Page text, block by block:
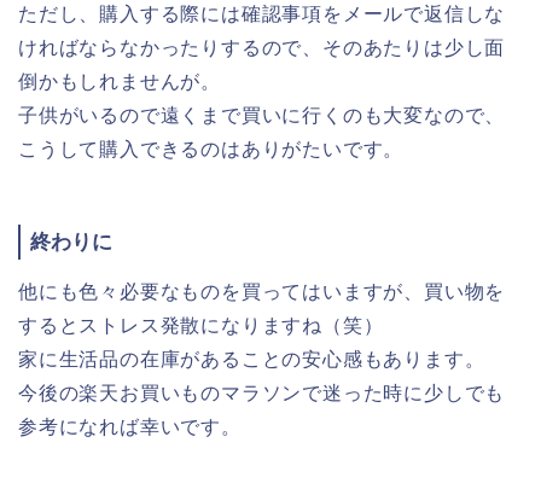
ただし、購入する際には確認事項をメールで返信しな
ければならなかったりするので、そのあたりは少し面
倒かもしれませんが。
子供がいるので遠くまで買いに行くのも大変なので、
こうして購入できるのはありがたいです。
終わりに
他にも色々必要なものを買ってはいますが、買い物を
するとストレス発散になりますね（笑）
家に生活品の在庫があることの安心感もあります。
今後の楽天お買いものマラソンで迷った時に少しでも
参考になれば幸いです。